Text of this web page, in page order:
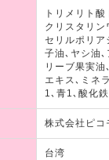
トリメリト
クリスタリン
セリルポリア
子油､ヤシ油
リーブ果実
エキス､ミネ
1､青1､酸化
株式会社ピコ
台湾